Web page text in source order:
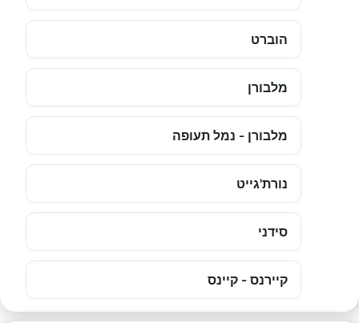
הוברט
מלבורן
מלבורן - נמל תעופה
נורת'גייט
סידני
קיירנס - קיינס